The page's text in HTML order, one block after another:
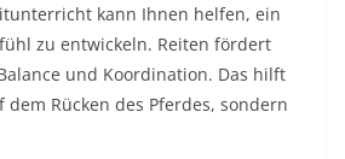
kann Ihnen helfen, ein
zu entwickeln. Reiten fördert
und Koordination. Das hilft
Rücken des Pferdes, sondern